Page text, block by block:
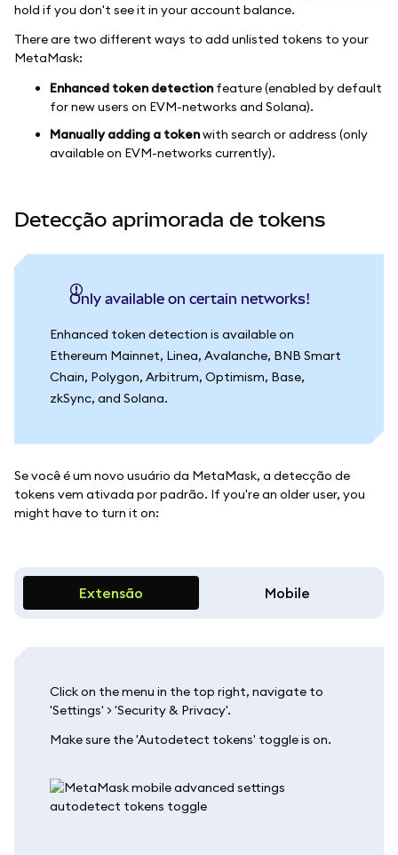
hold if you don't see it in your account balance.
There are two different ways to add unlisted tokens to your
MetaMask:
Enhanced token detectionfeature (enabled by default
for new users on EVM-networks and Solana).
Manually adding a tokenwith search or address (only
available on EVM-networks currently).
Detecção aprimorada de tokens
Only available on certain networks!
Enhanced token detection is available on
Ethereum Mainnet, Linea, Avalanche, BNB Smart
Chain, Polygon, Arbitrum, Optimism, Base,
zkSync, and Solana.
Se você é um novo usuário da MetaMask, a detecção de
tokens vem ativada por padrão. If you're an older user, you
might have to turn it on:
Extensão Mobile
Click on the menu in the top right, navigate to
'Settings' > 'Security & Privacy'.
Make sure the 'Autodetect tokens' toggle is on.